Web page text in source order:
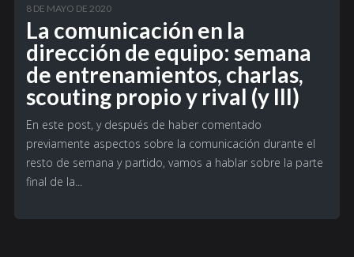
8 DE MAYO DE 2020
La comunicación en la
dirección de equipo: semana
de entrenamientos, charlas,
scouting propio y rival (y III)
En este post, y después de haber comentado
previamente aspectos sobre la comunicación durante el
resto de semana y partido, vamos a hablar sobre la parte
final de la...